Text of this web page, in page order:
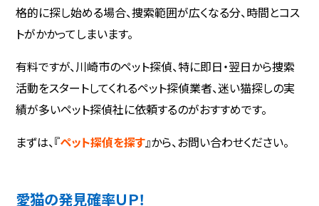
格的に探し始める場合、捜索範囲が広くなる分、時間とコス
トがかかってしまいます。
有料ですが、川崎市のペット探偵、特に即日・翌日から捜索
活動をスタートしてくれるペット探偵業者、迷い猫探しの実
績が多いペット探偵社に依頼するのがおすすめです。
まずは、『ペット探偵を探す』から、お問い合わせください。
愛猫の発見確率ＵＰ！